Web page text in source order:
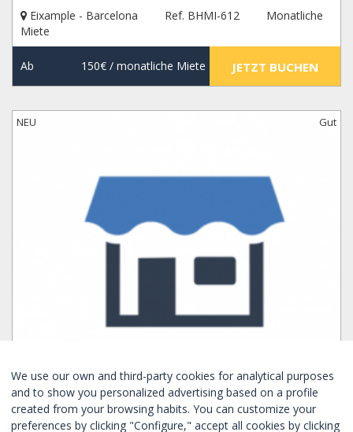
Eixample - Barcelona
Ref. BHMI-612
Monatliche
Miete
Ab 150€/ monatliche Miete JETZT BUCHEN
NEU Gut
LOCAL EN ALQUILER EN PLAZA ESPAÑA
We use our own and third-party cookies for analytical purposes
and to show you personalized advertising based on a profile
created from your browsing habits. You can customize your
preferences by clicking "Configure," accept all cookies by clicking